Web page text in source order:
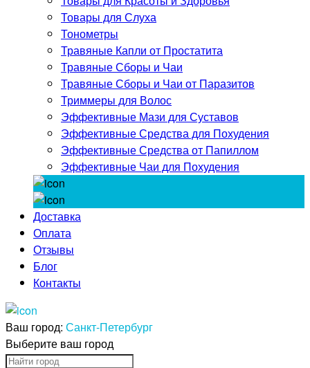
Товары для Слуха
Тонометры
Травяные Капли от Простатита
Травяные Сборы и Чаи
Травяные Сборы и Чаи от Паразитов
Триммеры для Волос
Эффективные Мази для Суставов
Эффективные Средства для Похудения
Эффективные Средства от Папиллом
Эффективные Чаи для Похудения
Доставка
Оплата
Отзывы
Блог
Контакты
Ваш город: Санкт-Петербург
Выберите ваш город